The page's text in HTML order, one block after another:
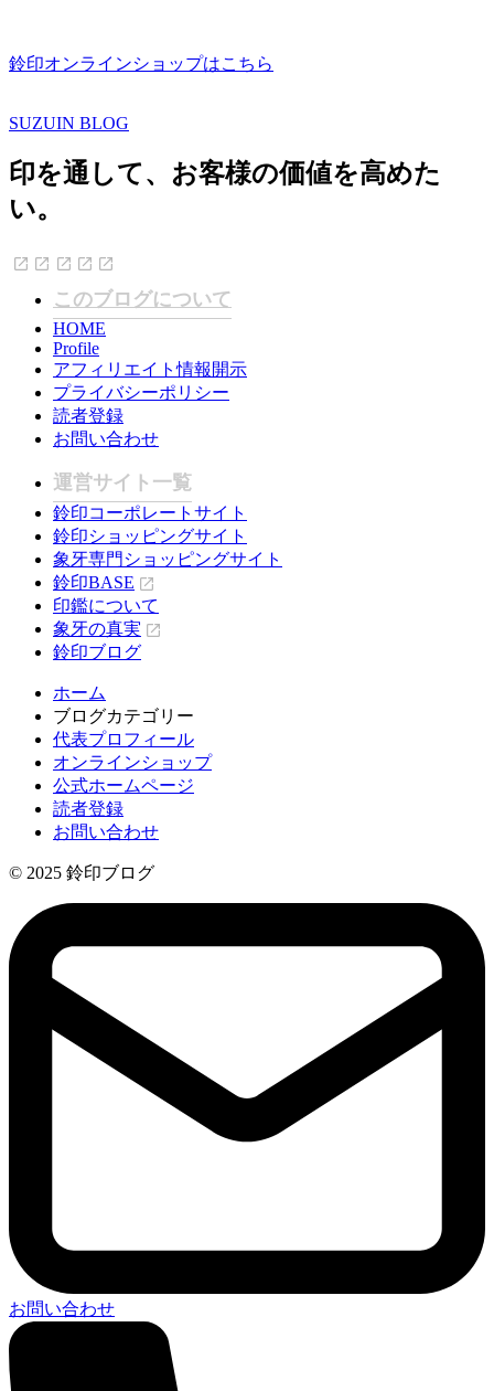
鈴印オンラインショップはこちら
SUZUIN BLOG
印を通して、お客様の価値を高めた
い。
このブログについて
HOME
Profile
アフィリエイト情報開示
プライバシーポリシー
読者登録
お問い合わせ
運営サイト一覧
鈴印コーポレートサイト
鈴印ショッピングサイト
象牙専門ショッピングサイト
鈴印BASE
印鑑について
象牙の真実
鈴印ブログ
ホーム
ブログカテゴリー
代表プロフィール
オンラインショップ
公式ホームページ
読者登録
お問い合わせ
© 2025 鈴印ブログ
お問い合わせ